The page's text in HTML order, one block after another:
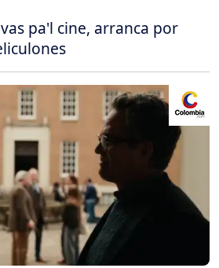
pa'l cine, arranca por